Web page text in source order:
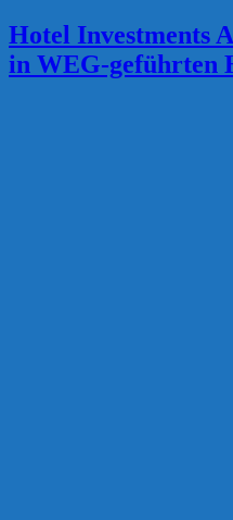
Hotel Investments
in WEG-geführten